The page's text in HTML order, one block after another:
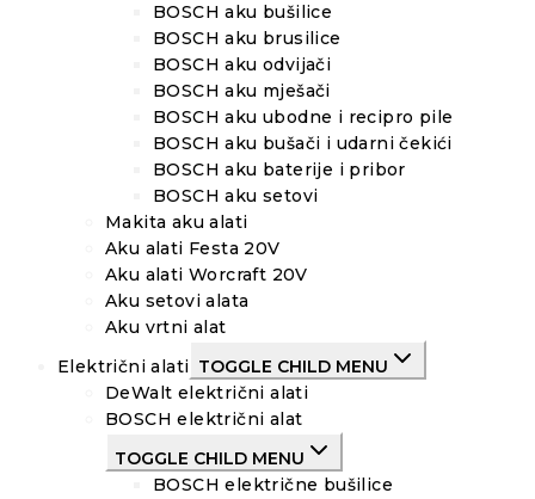
BOSCH aku bušilice
BOSCH aku brusilice
BOSCH aku odvijači
BOSCH aku mješači
BOSCH aku ubodne i recipro pile
BOSCH aku bušači i udarni čekići
BOSCH aku baterije i pribor
BOSCH aku setovi
Makita aku alati
Aku alati Festa 20V
Aku alati Worcraft 20V
Aku setovi alata
Aku vrtni alat
Električni alati TOGGLE CHILD MENU
DeWalt električni alati
BOSCH električni alat
TOGGLE CHILD MENU
BOSCH električne bušilice